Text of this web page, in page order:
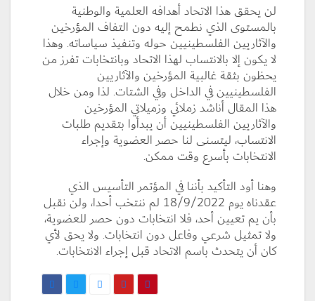
لن يحقق هذا الاتحاد أهدافه العلمية والوطنية
بالمستوى الذي نطمح إليه دون التفاف المؤرخين
والآثاريين الفلسطينيين حوله وتنفيذ سياساته. وهذا
لا يكون إلا بالانتساب لهذا الاتحاد وبانتخابات تفرز من
يحظون بثقة غالبية المؤرخين والآثاريين
الفلسطينيين في الداخل وفي الشتات. لذا ومن خلال
هذا المقال أناشد زملائي وزميلاتي المؤرخين
والآثاريين الفلسطينيين أن يبدأوا بتقديم طلبات
الانتساب، ليتسنى لنا حصر العضوية وإجراء
الانتخابات بأسرع وقت ممكن.
وهنا أود التأكيد بأننا في المؤتمر التأسيس الذي
عقدناه يوم 18/9/2022 لم ننتخب أحدا، ولن نقبل
بأن يم تعيين أحد، فلا انتخابات دون حصر للعضوية،
ولا تمثيل شرعي وفاعل دون انتخابات. ولا يحق لأي
كان أن يتحدث باسم الاتحاد قبل إجراء الانتخابات.